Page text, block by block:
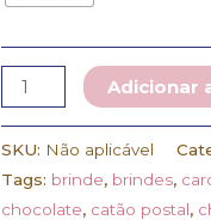
Adicionar
SKU: Não aplicável
Tags: brinde, brindes,
chocolate, catão postal,